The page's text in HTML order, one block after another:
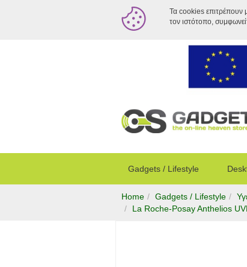
Τα cookies επιτρέπουν
τον ιστότοπο,
Gadgets / Lifestyle
Home Gadgets / Lifestyle
La Roche-Posay Anthelios